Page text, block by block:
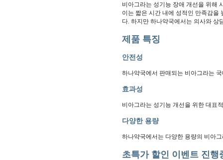
비아그라는 성기능 장애 개선을 위해
이는 짧은 시간 내에 성적인 만족감을
다. 하지만 하나약국에서는 의사와 상
제품 특징
안전성
하나약국에서 판매되는 비아그라는
효과성
비아그라는 성기능 개선을 위한 대표
다양한 용량
하나약국에서는 다양한 용량의 비아
초특가 할인 이벤트 진행